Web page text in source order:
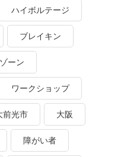
ハイボルテージ
ブレイキン
ーン
ワークショップ
前光市 大阪
障がい者